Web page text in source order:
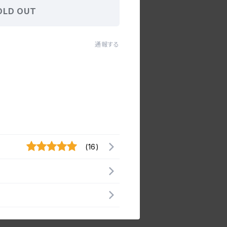
OUT
通報する
(16)